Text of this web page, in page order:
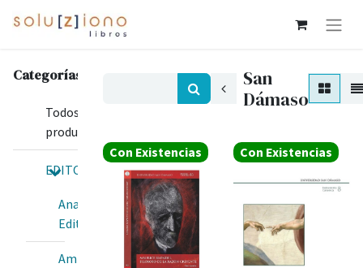
Categorías
Todos los
productos
EDITORIALES
Anawim
Editorial
Amis
San
Dámaso
Con Existencias Con Existencias